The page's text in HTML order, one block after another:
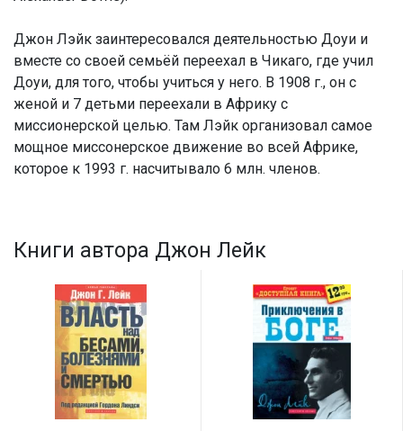
Джон Лэйк заинтересовался деятельностью Доуи и
вместе со своей семьёй переехал в Чикаго, где учил
Доуи, для того, чтобы учиться у него. В 1908 г., он с
женой и 7 детьми переехали в Африку с
миссионерской целью. Там Лэйк организовал самое
мощное миссонерское движение во всей Африке,
которое к 1993 г. насчитывало 6 млн. членов.
Книги автора Джон Лейк